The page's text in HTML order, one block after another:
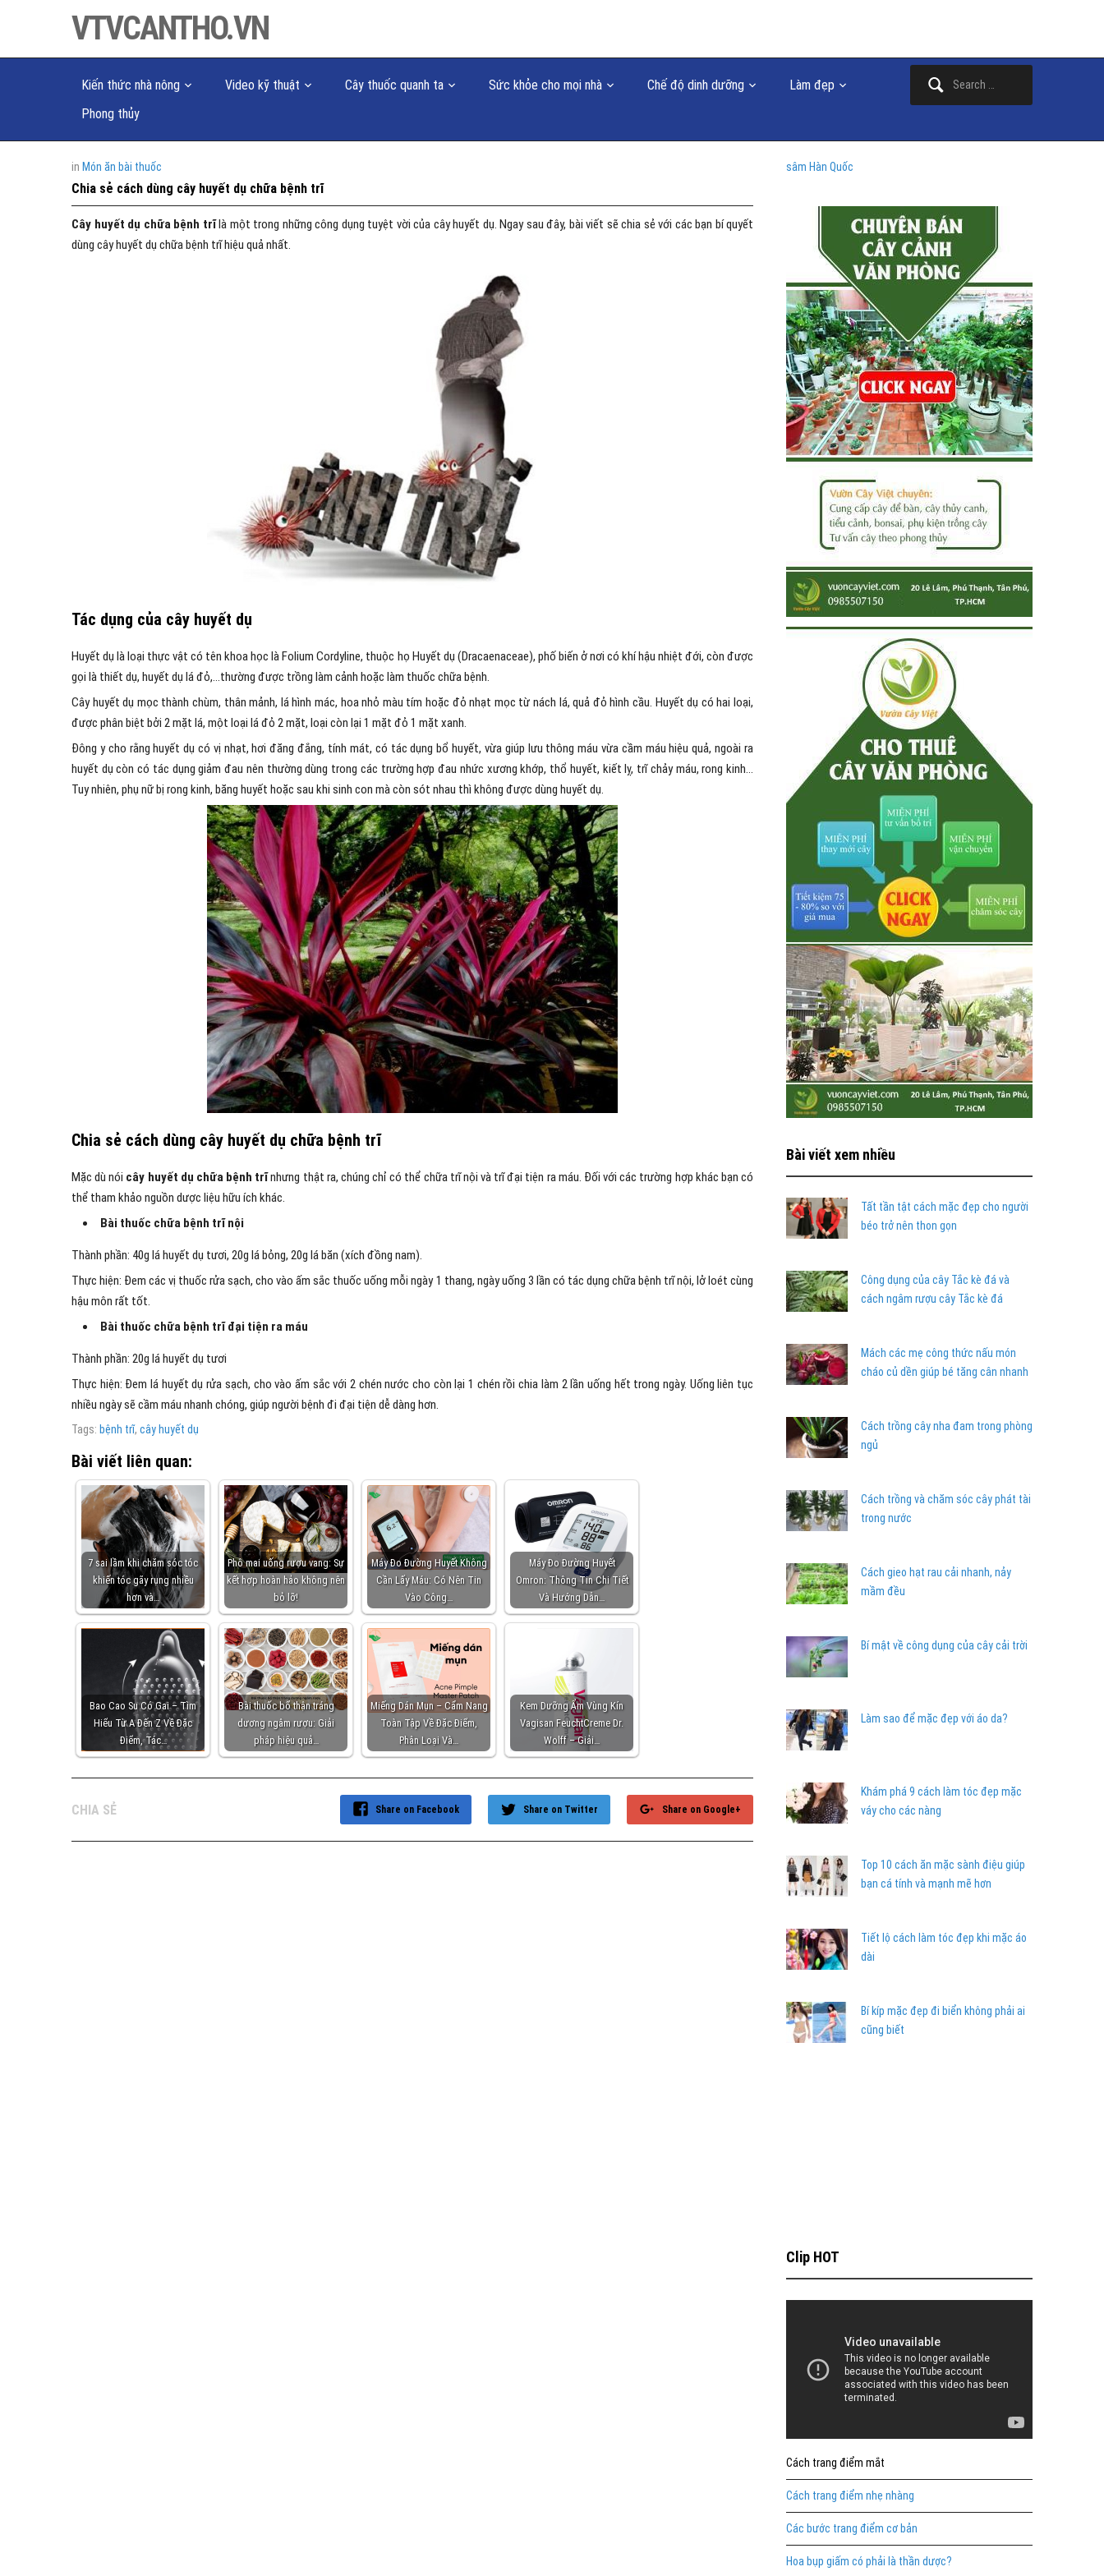
VTVCANTHO.VN
Kiến thức nhà nông Video kỹ thuật Cây thuốc quanh ta Sức khỏe cho mọi nhà Chế độ dinh dưỡng
Làm đẹp
Phong thủy
in Món ăn bài thuốc
Chia sẻ cách dùng cây huyết dụ chữa bệnh trĩ
Cây huyết dụ chữa bệnh trĩlà một trong những công dụng tuyệt vời của cây huyết dụ. Ngay sau đây, bài viết sẽ chia sẻ với các bạn bí quyết
dùng cây huyết dụ chữa bệnh trĩ hiệu quả nhất.
Tác dụng của cây huyết dụ
Huyết dụ là loại thực vật có tên khoa học là Folium Cordyline, thuộc họ Huyết dụ (Dracaenaceae), phố biến ở nơi có khí hậu nhiệt đới, còn được
gọi là thiết dụ, huyết dụ lá đỏ,…thường được trồng làm cảnh hoặc làm thuốc chữa bệnh.
Cây huyết dụ mọc thành chùm, thân mảnh, lá hình mác, hoa nhỏ màu tím hoặc đỏ nhạt mọc từ nách lá, quả đỏ hình cầu. Huyết dụ có hai loại,
được phân biệt bởi 2 mặt lá, một loại lá đỏ 2 mặt, loại còn lại 1 mặt đỏ 1 mặt xanh.
Đông y cho rằng huyết dụ có vị nhạt, hơi đăng đắng, tính mát, có tác dụng bổ huyết, vừa giúp lưu thông máu vừa cầm máu hiệu quả, ngoài ra
huyết dụ còn có tác dụng giảm đau nên thường dùng trong các trường hợp đau nhức xương khớp, thổ huyết, kiết lỵ, trĩ chảy máu, rong kinh…
Tuy nhiên, phụ nữ bị rong kinh, băng huyết hoặc sau khi sinh con mà còn sót nhau thì không được dùng huyết dụ.
Chia sẻ cách dùng cây huyết dụ chữa bệnh trĩ
Mặc dù nói cây huyết dụ chữa bệnh trĩnhưng thật ra, chúng chỉ có thể chữa trĩ nội và trĩ đại tiện ra máu. Đối với các trường hợp khác bạn có
thể tham khảo nguồn dược liệu hữu ích khác.
Bài thuốc chữa bệnh trĩ nội
Thành phần: 40g lá huyết dụ tươi, 20g lá bỏng, 20g lá băn (xích đồng nam).
Thực hiện: Đem các vị thuốc rửa sạch, cho vào ấm sắc thuốc uống mỗi ngày 1 thang, ngày uống 3 lần có tác dụng chữa bệnh trĩ nội, lở loét cùng
hậu môn rất tốt.
Bài thuốc chữa bệnh trĩ đại tiện ra máu
Thành phần: 20g lá huyết dụ tươi
Thực hiện: Đem lá huyết dụ rửa sạch, cho vào ấm sắc với 2 chén nước cho còn lại 1 chén rồi chia làm 2 lần uống hết trong ngày. Uống liên tục
nhiều ngày sẽ cầm máu nhanh chóng, giúp người bệnh đi đại tiện dễ dàng hơn.
Tags: bệnh trĩ, cây huyết dụ
Bài viết liên quan:
7 sai lầm khi chăm sóc tóc
khiến tóc gãy rụng nhiều
hơn và…
Phô mai uống rượu vang: Sự
kết hợp hoàn hảo không nên
bỏ lỡ!
Máy Đo Đường Huyết Không
Cần Lấy Máu: Có Nên Tin
Vào Công…
Máy Đo Đường Huyết
Omron: Thông Tin Chi Tiết
Và Hướng Dẫn…
Bao Cao Su Có Gai – Tìm
Hiểu Từ A Đến Z Về Đặc
Điểm, Tác…
Bài thuốc bổ thận tráng
dương ngâm rượu: Giải
pháp hiệu quả…
Miếng Dán Mụn – Cẩm Nang
Toàn Tập Về Đặc Điểm,
Phân Loại Và…
Kem Dưỡng Ẩm Vùng Kín
Vagisan FeuchtCreme Dr.
Wolff – Giải…
CHIA SẺ Share on Google+
Share on Twitter
Share on Facebook
sâm Hàn Quốc
Bài viết xem nhiều
Tất tần tật cách mặc đẹp cho người
béo trở nên thon gọn
Công dụng của cây Tắc kè đá và
cách ngâm rượu cây Tắc kè đá
Mách các mẹ công thức nấu món
cháo củ dền giúp bé tăng cân nhanh
Cách trồng cây nha đam trong phòng
ngủ
Cách trồng và chăm sóc cây phát tài
trong nước
Cách gieo hạt rau cải nhanh, nảy
mầm đều
Bí mật về công dụng của cây cải trời
Làm sao để mặc đẹp với áo da?
Khám phá 9 cách làm tóc đẹp mặc
váy cho các nàng
Top 10 cách ăn mặc sành điệu giúp
bạn cá tính và mạnh mẽ hơn
Tiết lộ cách làm tóc đẹp khi mặc áo
dài
Bí kíp mặc đẹp đi biển không phải ai
cũng biết
Clip HOT
Cách trang điểm mắt
Cách trang điểm nhẹ nhàng
Các bước trang điểm cơ bản
Hoa bụp giấm có phải là thần dược?